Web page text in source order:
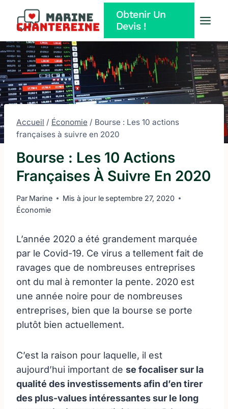
contenu
Obtenir Un
Devis !
Accueil / Économie / Bourse : Les 10 actions
françaises à suivre en 2020
Bourse : Les 10 Actions
Françaises À Suivre En 2020
Par Marine Mis à jour le septembre 27, 2020
Économie
L’année 2020 a été grandement marquée
par le Covid-19. Ce virus a tellement fait de
ravages que de nombreuses entreprises
ont du mal à remonter la pente. 2020 est
une année noire pour de nombreuses
entreprises, bien que la bourse se porte
plutôt bien actuellement.
C’est la raison pour laquelle, il est
aujourd’hui important de se focaliser sur la
qualité des investissements afin d’en tirer
des plus-values intéressantes sur le long